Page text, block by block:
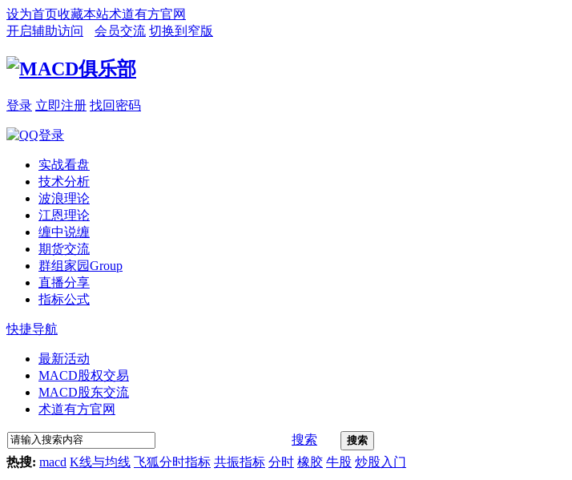
设为首页收藏本站术道有方官网
开启辅助访问
会员交流 切换到窄版
登录 立即注册 找回密码
实战看盘
技术分析
波浪理论
江恩理论
缠中说缠
期货交流
群组家园Group
直播分享
指标公式
快捷导航
最新活动
MACD股权交易
MACD股东交流
术道有方官网
搜索 搜索
热搜: macd K线与均线 飞狐分时指标 共振指标 分时 橡胶 牛股 炒股入门